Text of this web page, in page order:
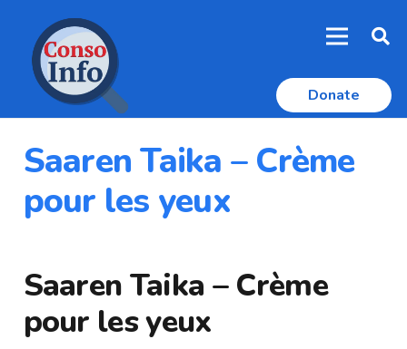
Donate
Saaren Taika – Crème
pour les yeux
Saaren Taika – Crème
pour les yeux